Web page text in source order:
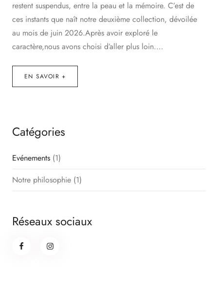
Catégories
Evénements (1)
Notre philosophie (1)
Réseaux sociaux
restent suspendus, entre la peau et la mémoire. C’est de
ces instants que naît notre deuxième collection, dévoilée
au mois de juin 2026.Après avoir exploré le
caractère,nous avons choisi d’aller plus loin.…
EN SAVOIR +